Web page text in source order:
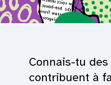
Connais-tu
contribuent à